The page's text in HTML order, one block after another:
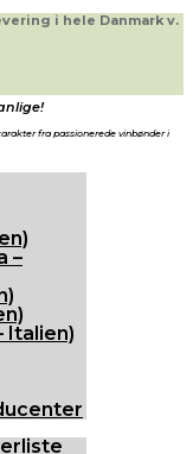
i hele Danmark v.
fra passionerede vinbønder i
–
Italien)